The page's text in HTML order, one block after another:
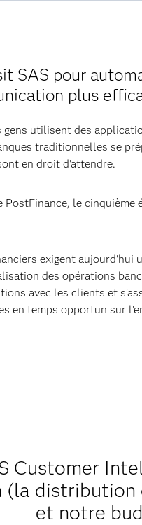
SAS pour
plus
gens utilisent des
traditionnelles se
en droit d'attendre.
PostFinance, le
exigent aujourd'hui
des opérations
avec les clients et
en temps opportun sur
Customer
(la distribution
et notre